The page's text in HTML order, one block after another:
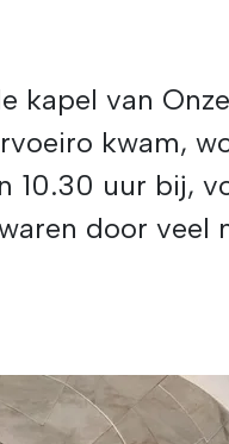
kapel van
kwam,
10.30 uur bij,
door veel